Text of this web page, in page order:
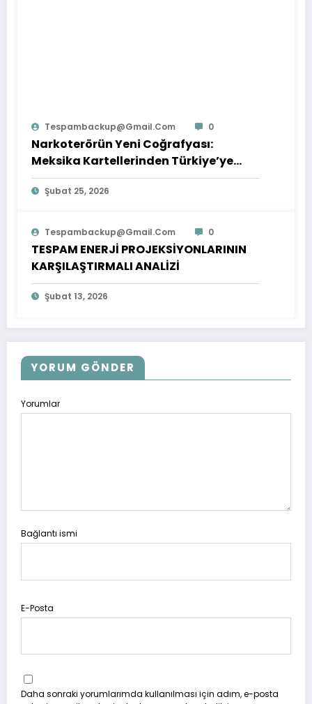
Tespambackup@gmail.com 0
Narkoterörün Yeni Coğrafyası:
Meksika Kartellerinden Türkiye’ye
Çıkarılan Dersler
Şubat 25, 2026
Tespambackup@gmail.com 0
TESPAM ENERJİ PROJEKSİYONLARININ
KARŞILAŞTIRMALI ANALİZİ
Şubat 13, 2026
YORUM GÖNDER
Yorumlar
Bağlantı ismi
E-Posta
Daha sonraki yorumlarımda kullanılması için adım, e-posta